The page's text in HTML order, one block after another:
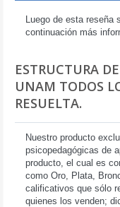
Luego de esta reseña
continuación más
ESTRUCTURA
UNAM TODOS
RESUELTA.
Nuestro producto
psicopedagógicas de
producto, el cual es
como Oro, Plata,
calificativos que sólo
quienes los venden;